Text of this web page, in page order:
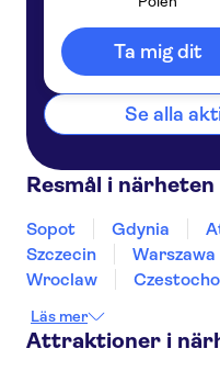
Ta mig dit
Se alla
Resmål i närheten
Sopot Gdynia
Szczecin
Warszawa
Wroclaw
Läs mer
Attraktioner i